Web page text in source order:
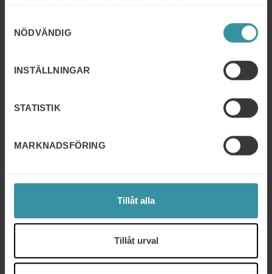
NÖDVÄNDIG
INSTÄLLNINGAR
STATISTIK
MARKNADSFÖRING
Tillåt alla
Tillåt urval